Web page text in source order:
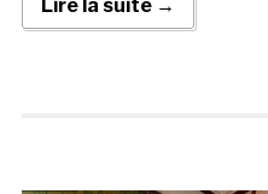
Lire la suite →